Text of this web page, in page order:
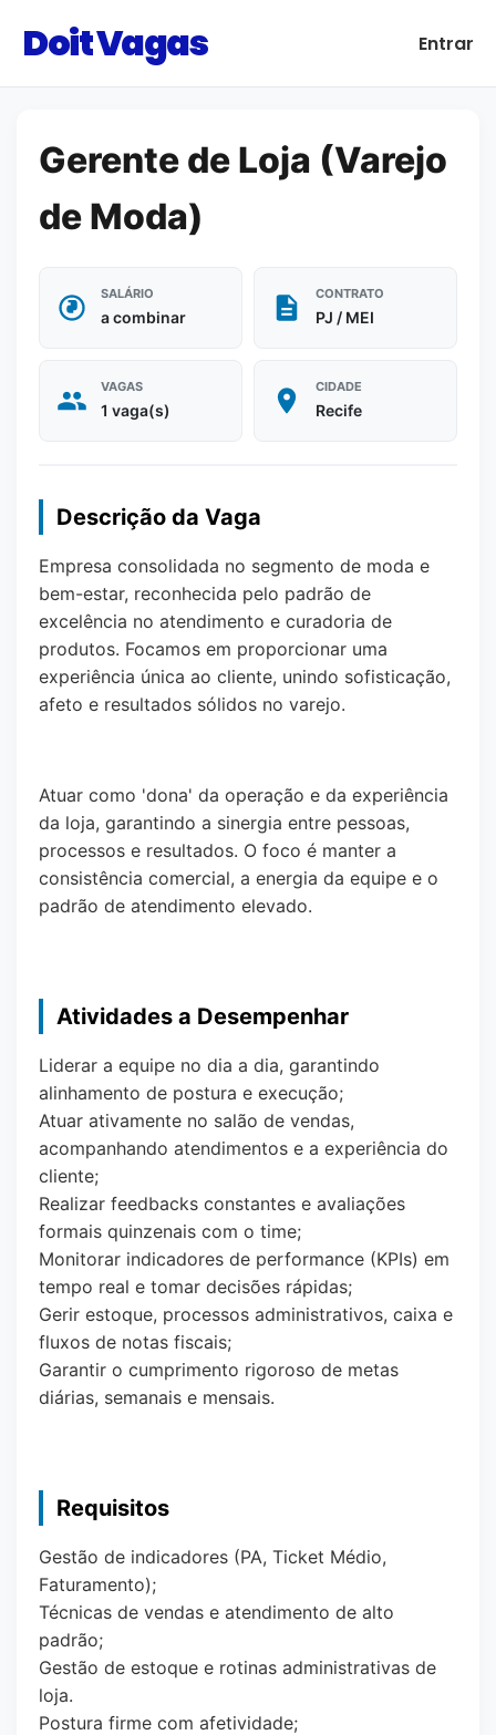
Doit Vagas Entrar
Gerente de Loja (Varejo
de Moda)
SALÁRIO
a combinar
CONTRATO
PJ / MEI
VAGAS
1 vaga(s)
CIDADE
Recife
Descrição da Vaga
Empresa consolidada no segmento de moda e
bem-estar, reconhecida pelo padrão de
excelência no atendimento e curadoria de
produtos. Focamos em proporcionar uma
experiência única ao cliente, unindo sofisticação,
afeto e resultados sólidos no varejo.
Atuar como 'dona' da operação e da experiência
da loja, garantindo a sinergia entre pessoas,
processos e resultados. O foco é manter a
consistência comercial, a energia da equipe e o
padrão de atendimento elevado.
Atividades a Desempenhar
Liderar a equipe no dia a dia, garantindo
alinhamento de postura e execução;
Atuar ativamente no salão de vendas,
acompanhando atendimentos e a experiência do
cliente;
Realizar feedbacks constantes e avaliações
formais quinzenais com o time;
Monitorar indicadores de performance (KPIs) em
tempo real e tomar decisões rápidas;
Gerir estoque, processos administrativos, caixa e
fluxos de notas fiscais;
Garantir o cumprimento rigoroso de metas
diárias, semanais e mensais.
Requisitos
Gestão de indicadores (PA, Ticket Médio,
Faturamento);
Técnicas de vendas e atendimento de alto
padrão;
Gestão de estoque e rotinas administrativas de
loja.
Postura firme com afetividade;